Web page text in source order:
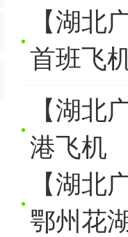
【湖北
首班飞
【湖北
港飞机
【湖北
鄂州花